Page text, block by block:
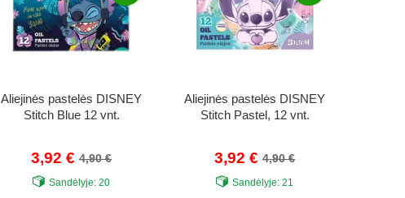
Aliejinės pastelės DISNEY
Stitch Blue 12 vnt.
3,92 € 4,90 €
Sandėlyje: 20
Aliejinės pastelės DISNEY
Stitch Pastel, 12 vnt.
3,92 € 4,90 €
Sandėlyje: 21